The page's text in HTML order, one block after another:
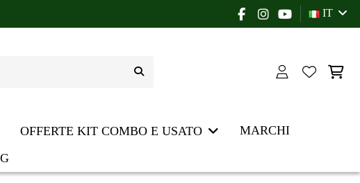
IT
OFFERTE KIT COMBO E USATO MARCHI